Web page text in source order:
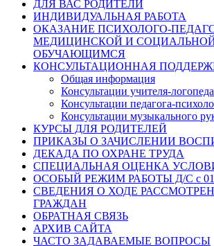
ДЛЯ ВАС РОДИТЕЛИ
ИНДИВИДУАЛЬНАЯ РАБОТА
ОКАЗАНИЕ ПСИХОЛОГО-
МЕДИЦИНСКОЙ И
ОБУЧАЮЩИМСЯ
КОНСУЛЬТАЦИОННАЯ
Общая информация
Консультации учителя-логопеда
Консультации педагога-
Консультации музыкального
КУРСЫ ДЛЯ РОДИТЕЛЕЙ
ПРИКАЗЫ О ЗАЧИСЛЕНИИ
ДЕКАДА ПО ОХРАНЕ ТРУДА
СПЕЦИАЛЬНАЯ ОЦЕНКА
ОСОБЫЙ РЕЖИМ РАБОТЫ Д/С с
СВЕДЕНИЯ О ХОДЕ
ГРАЖДАН
ОБРАТНАЯ СВЯЗЬ
АРХИВ САЙТА
ЧАСТО ЗАДАВАЕМЫЕ ВОПРОСЫ